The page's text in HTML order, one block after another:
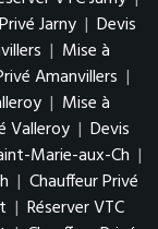
Jarny | Devis
| Mise à
Amanvillers |
| Mise à
Valleroy | Devis
Marie-aux-Ch |
| Chauffeur Privé
| Réserver VTC